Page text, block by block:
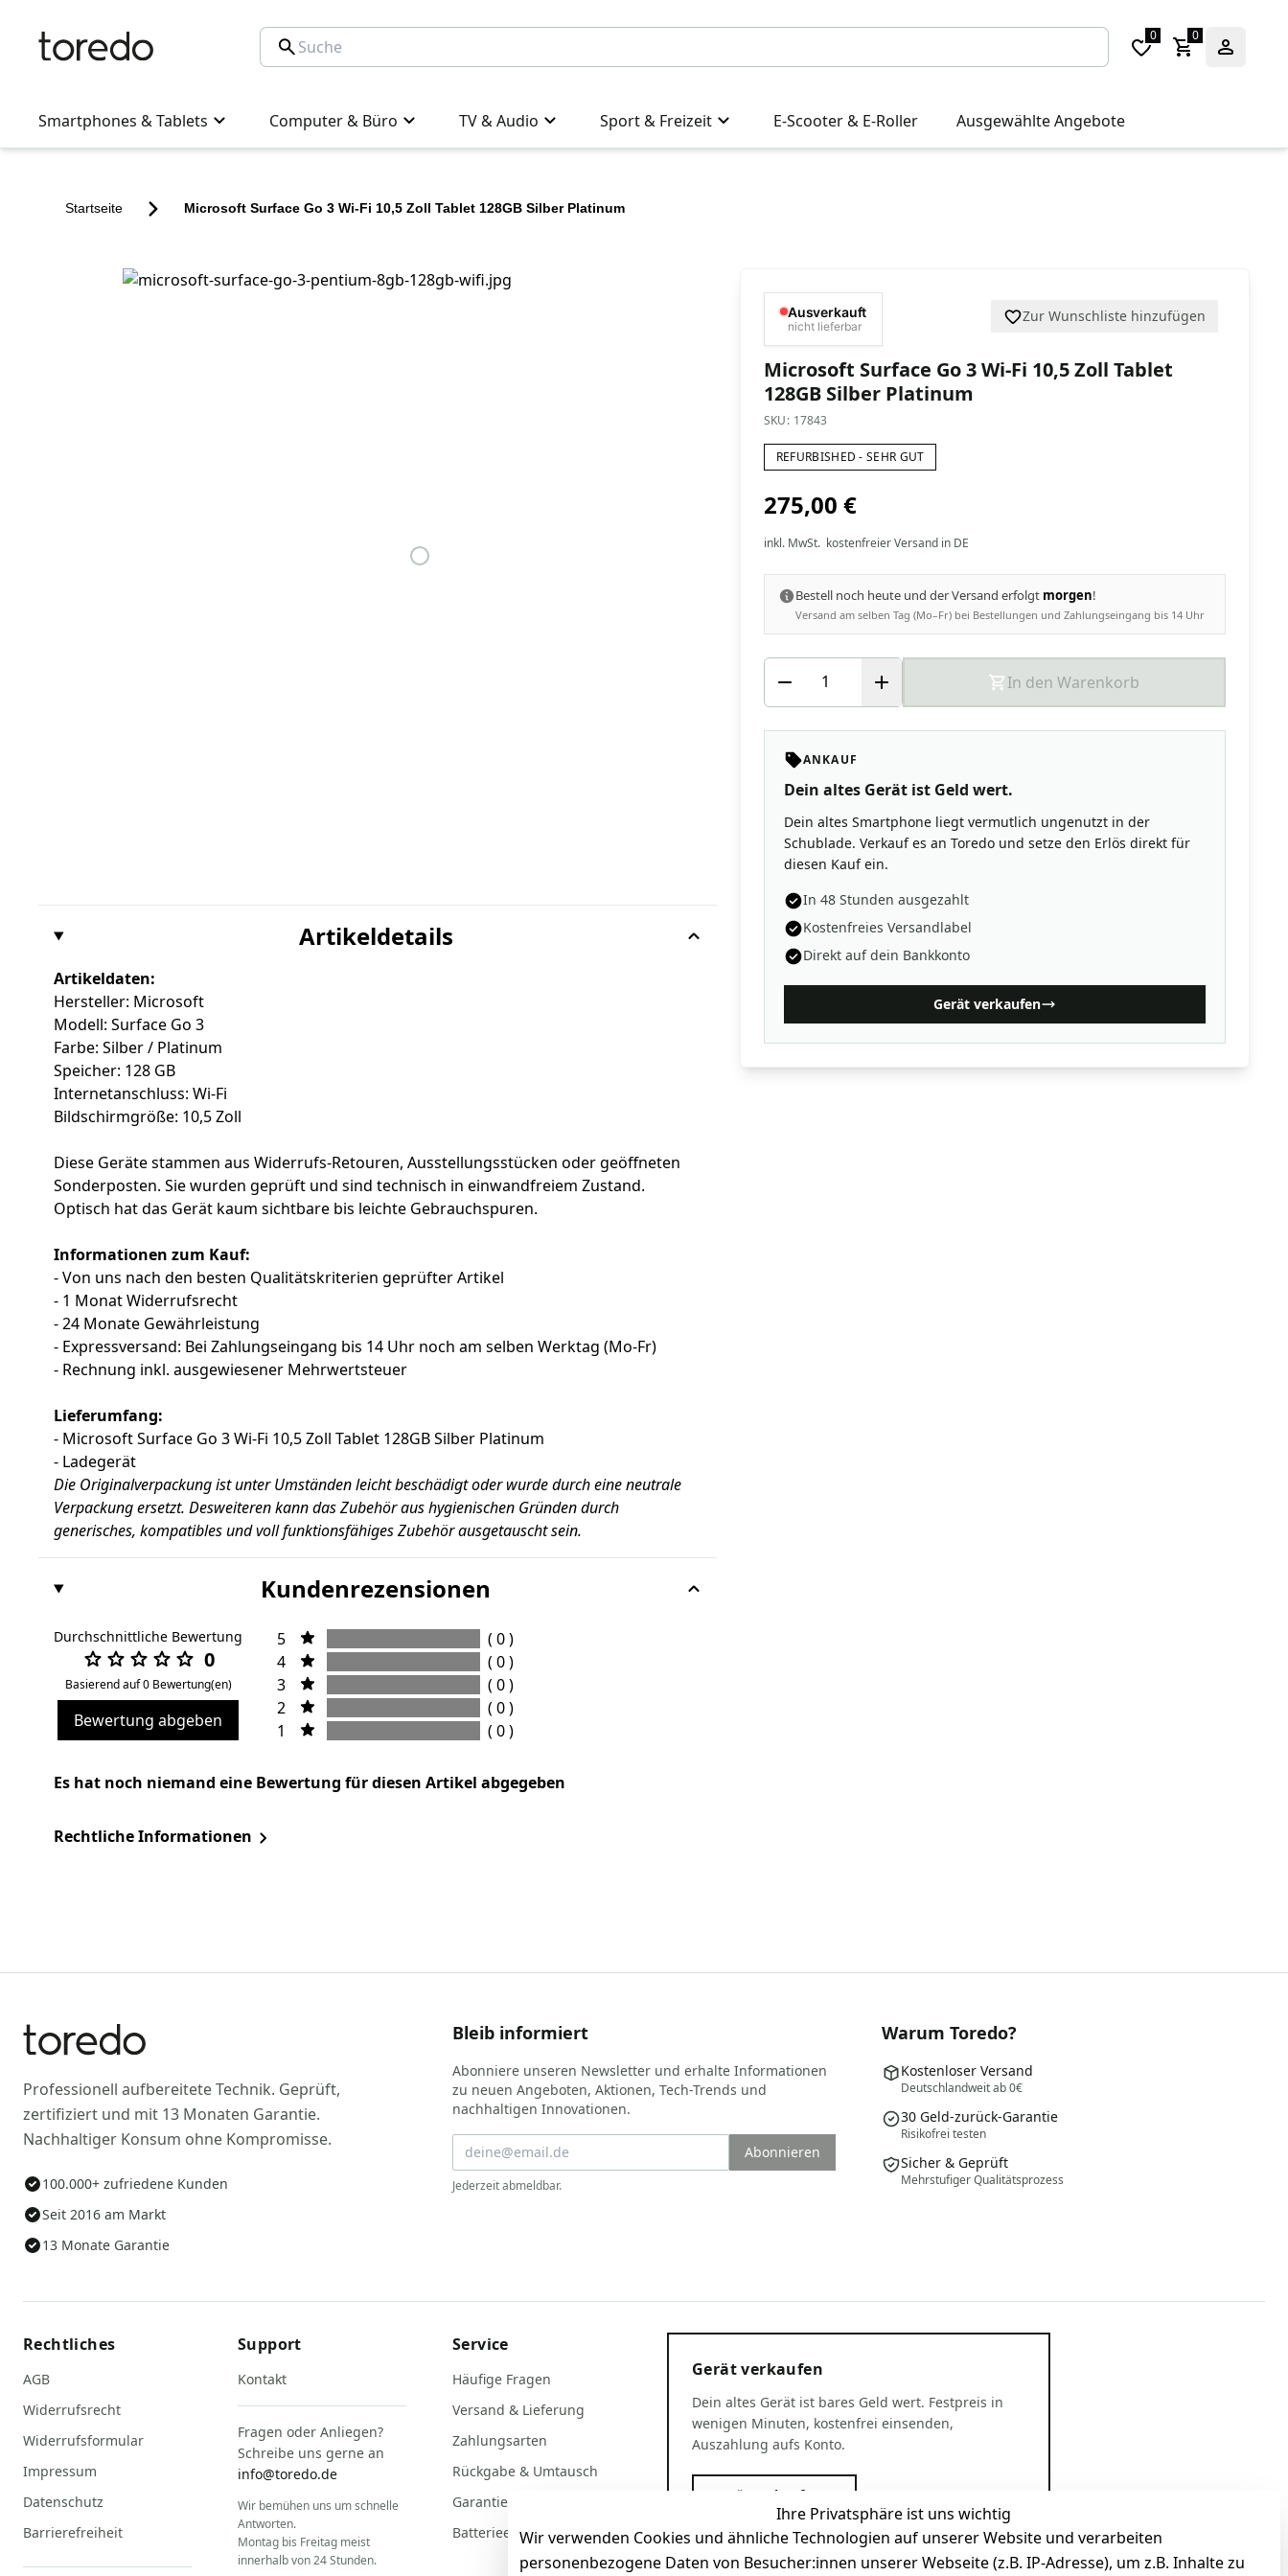
0 0
Smartphones & Tablets Computer & Büro TV & Audio Sport & Freizeit E-Scooter & E-Roller Ausgewählte Angebote
Startseite Microsoft Surface Go 3 Wi-Fi 10,5 Zoll Tablet 128GB Silber Platinum
Ausverkauft
nicht lieferbar
Zur Wunschliste hinzufügen
Microsoft Surface Go 3 Wi-Fi 10,5 Zoll Tablet
128GB Silber Platinum
SKU: 17843
REFURBISHED - SEHR GUT
275,00 €
inkl. MwSt. kostenfreier Versand in DE
Bestell noch heute und der Versand erfolgt morgen!
Versand am selben Tag (Mo–Fr) bei Bestellungen und Zahlungseingang bis 14 Uhr
In den Warenkorb
ANKAUF
Dein altes Gerät ist Geld wert.
Dein altes Smartphone liegt vermutlich ungenutzt in der
Schublade. Verkauf es an Toredo und setze den Erlös direkt für
diesen Kauf ein.
In 48 Stunden ausgezahlt
Kostenfreies Versandlabel
Direkt auf dein Bankkonto
Gerät verkaufen
Artikeldetails
Artikeldaten:
Hersteller: Microsoft
Modell: Surface Go 3
Farbe: Silber / Platinum
Speicher: 128 GB
Internetanschluss: Wi-Fi
Bildschirmgröße: 10,5 Zoll
Diese Geräte stammen aus Widerrufs-Retouren, Ausstellungsstücken oder geöffneten
Sonderposten. Sie wurden geprüft und sind technisch in einwandfreiem Zustand.
Optisch hat das Gerät kaum sichtbare bis leichte Gebrauchspuren.
Informationen zum Kauf:
- Von uns nach den besten Qualitätskriterien geprüfter Artikel
- 1 Monat Widerrufsrecht
- 24 Monate Gewährleistung
- Expressversand: Bei Zahlungseingang bis 14 Uhr noch am selben Werktag (Mo-Fr)
- Rechnung inkl. ausgewiesener Mehrwertsteuer
Lieferumfang:
- Microsoft Surface Go 3 Wi-Fi 10,5 Zoll Tablet 128GB Silber Platinum
- Ladegerät
Die Originalverpackung ist unter Umständen leicht beschädigt oder wurde durch eine neutrale
Verpackung ersetzt. Desweiteren kann das Zubehör aus hygienischen Gründen durch
generisches, kompatibles und voll funktionsfähiges Zubehör ausgetauscht sein.
Kundenrezensionen
Durchschnittliche Bewertung
0
Basierend auf 0 Bewertung(en)
Bewertung abgeben
5
( 0 )
4
( 0 )
3
( 0 )
2
( 0 )
1
( 0 )
Es hat noch niemand eine Bewertung für diesen Artikel abgegeben
Rechtliche Informationen
Ihre Privatsphäre ist uns wichtig
Wir verwenden Cookies und ähnliche Technologien auf unserer Website und verarbeiten
personenbezogene Daten von Besucher:innen unserer Webseite (z.B. IP-Adresse), um z.B. Inhalte zu
Professionell aufbereitete Technik. Geprüft,
zertifiziert und mit 13 Monaten Garantie.
Nachhaltiger Konsum ohne Kompromisse.
100.000+ zufriedene Kunden
Seit 2016 am Markt
13 Monate Garantie
Bleib informiert
Abonniere unseren Newsletter und erhalte Informationen
zu neuen Angeboten, Aktionen, Tech-Trends und
nachhaltigen Innovationen.
Abonnieren
Jederzeit abmeldbar.
Warum Toredo?
Kostenloser Versand
Deutschlandweit ab 0€
30 Geld-zurück-Garantie
Risikofrei testen
Sicher & Geprüft
Mehrstufiger Qualitätsprozess
Rechtliches
AGB
Widerrufsrecht
Widerrufsformular
Impressum
Datenschutz
Barrierefreiheit
Support
Kontakt
Fragen oder Anliegen?
Schreibe uns gerne an
info@toredo.de
Wir bemühen uns um schnelle
Antworten.
Montag bis Freitag meist
innerhalb von 24 Stunden.
Service
Häufige Fragen
Versand & Lieferung
Zahlungsarten
Rückgabe & Umtausch
Garantiebedingungen
Batterieentsorgung
Gerät verkaufen
Dein altes Gerät ist bares Geld wert. Festpreis in
wenigen Minuten, kostenfrei einsenden,
Auszahlung aufs Konto.
Gerät verkaufen